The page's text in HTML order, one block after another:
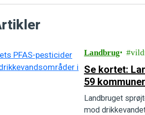
Landbrug
Se kortet:
59 kommuner
Landbruget
mod